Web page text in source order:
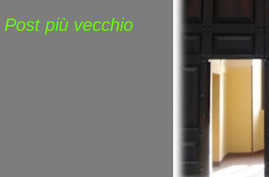
Post più vecchio